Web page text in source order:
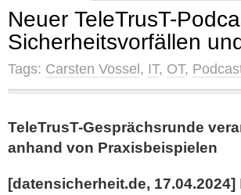
Neuer TeleTrusT-
Sicherheitsvorfällen
Tags: Carsten Vossel , IT, OT,
TeleTrusT-Gesprächsrunde
anhand von Praxisbeispielen
[datensicherheit.de, 17.04.2024]